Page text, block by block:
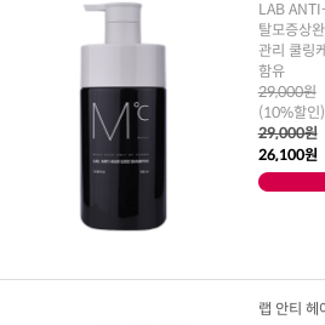
LAB
탈모증상
관리 쿨링
함유
29,000원
(10%할인)
29,000원
26,100원
랩 안티 헤